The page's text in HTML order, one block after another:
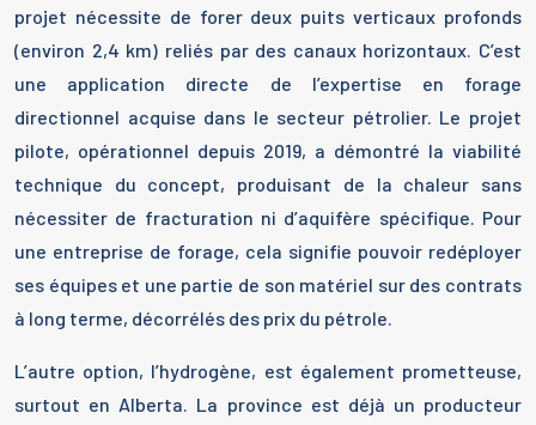
projet nécessite de forer deux puits verticaux profonds
(environ 2,4 km) reliés par des canaux horizontaux. C’est
une application directe de l’expertise en forage
directionnel acquise dans le secteur pétrolier. Le projet
pilote, opérationnel depuis 2019, a démontré la viabilité
technique du concept, produisant de la chaleur sans
nécessiter de fracturation ni d’aquifère spécifique. Pour
une entreprise de forage, cela signifie pouvoir redéployer
ses équipes et une partie de son matériel sur des contrats
à long terme, décorrélés des prix du pétrole.
L’autre option, l’hydrogène, est également prometteuse,
surtout en Alberta. La province est déjà un producteur